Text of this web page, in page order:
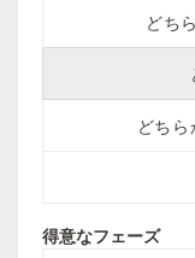
どち
どち
得意なフェーズ